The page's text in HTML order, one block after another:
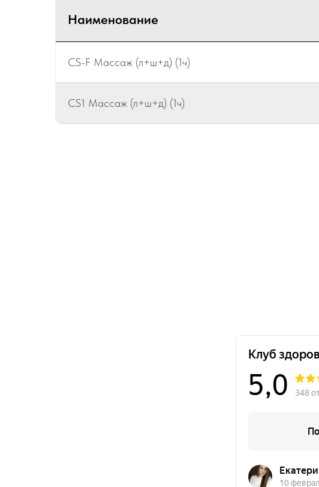
Наименование
CS-F Массаж (л+ш+д) (1ч)
CS1 Массаж (л+ш+д) (1ч)